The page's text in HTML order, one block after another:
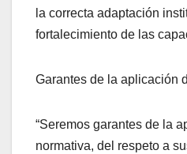
la correcta adaptación
fortalecimiento de las
Garantes de la aplicación
“Seremos garantes de la
normativa, del respeto a